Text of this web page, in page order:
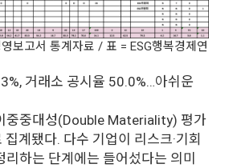
보고서 통계자료 / 표 = ESG행복경제연
거래소 공시율 50.0%…아쉬운
중중대성(Double Materiality) 평가
계됐다. 다수 기업이 리스크·기회
하는 단계에는 들어섰다는 의미